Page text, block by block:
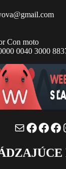
Con moto
0040 3000
Mail